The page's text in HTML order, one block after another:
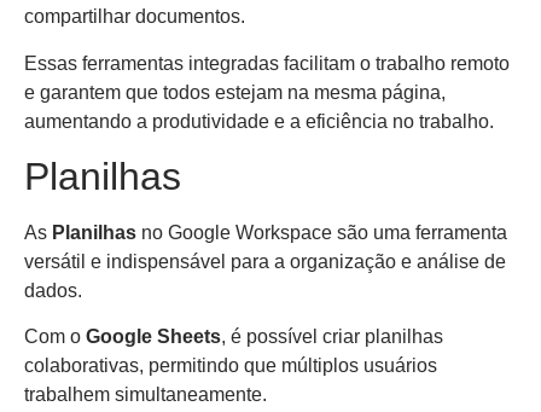
compartilhar documentos.
Essas ferramentas integradas facilitam o trabalho remoto
e garantem que todos estejam na mesma página,
aumentando a produtividade e a eficiência no trabalho.
Planilhas
As Planilhas no Google Workspace são uma ferramenta
versátil e indispensável para a organização e análise de
dados.
Com o Google Sheets, é possível criar planilhas
colaborativas, permitindo que múltiplos usuários
trabalhem simultaneamente.